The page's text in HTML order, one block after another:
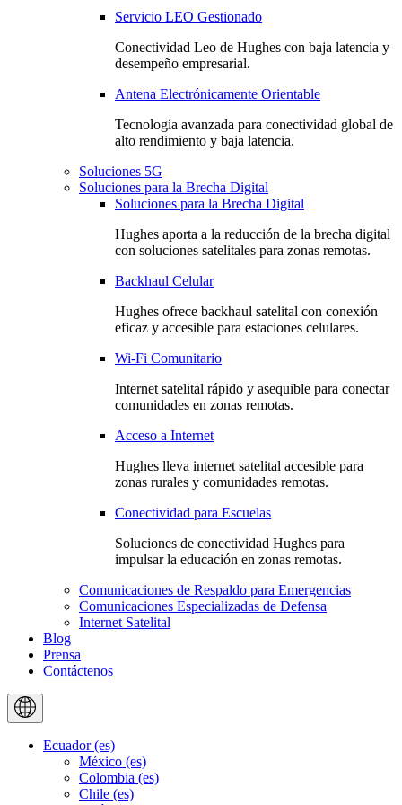
Servicio LEO Gestionado
Conectividad Leo de Hughes con baja latencia y
desempeño empresarial.
Antena Electrónicamente Orientable
Tecnología avanzada para conectividad global de
alto rendimiento y baja latencia.
Soluciones 5G
Soluciones para la Brecha Digital
Soluciones para la Brecha Digital
Hughes aporta a la reducción de la brecha digital
con soluciones satelitales para zonas remotas.
Backhaul Celular
Hughes ofrece backhaul satelital con conexión
eficaz y accesible para estaciones celulares.
Wi-Fi Comunitario
Internet satelital rápido y asequible para conectar
comunidades en zonas remotas.
Acceso a Internet
Hughes lleva internet satelital accesible para
zonas rurales y comunidades remotas.
Conectividad para Escuelas
Soluciones de conectividad Hughes para
impulsar la educación en zonas remotas.
Comunicaciones de Respaldo para Emergencias
Comunicaciones Especializadas de Defensa
Internet Satelital
Blog
Prensa
Contáctenos
Ecuador (es)
México (es)
Colombia (es)
Chile (es)